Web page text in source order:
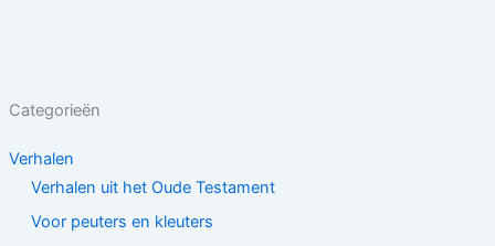
Categorieën
Verhalen
Verhalen uit het Oude Testament
Voor peuters en kleuters